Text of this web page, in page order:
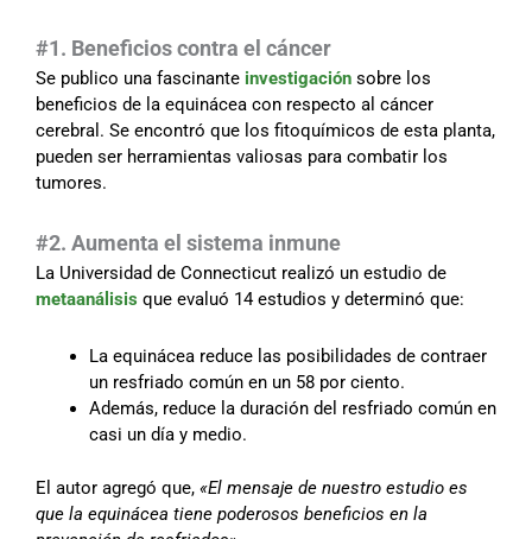
#1. Beneficios contra el cáncer
Se publico una fascinante investigación sobre los
beneficios de la equinácea con respecto al cáncer
cerebral. Se encontró que los fitoquímicos de esta planta,
pueden ser herramientas valiosas para combatir los
tumores.
#2. Aumenta el sistema inmune
La Universidad de Connecticut realizó un estudio de
metaanálisis que evaluó 14 estudios y determinó que:
La equinácea reduce las posibilidades de contraer
un resfriado común en un 58 por ciento.
Además, reduce la duración del resfriado común en
casi un día y medio.
El autor agregó que, «El mensaje de nuestro estudio es
que la equinácea tiene poderosos beneficios en la